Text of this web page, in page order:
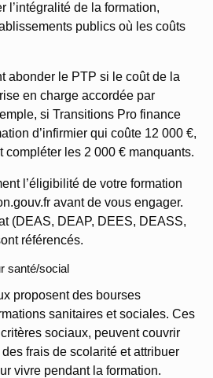
l’intégralité de la formation,
publics où les coûts
abonder le PTP si le coût de la
en charge accordée par
si Transitions Pro finance
d’infirmier qui coûte 12 000 €,
compléter les 2 000 € manquants.
l’éligibilité de votre formation
avant de vous engager.
(DEAS, DEAP, DEES, DEASS,
référencés.
santé/social
proposent des bourses
sanitaires et sociales. Ces
sociaux, peuvent couvrir
frais de scolarité et attribuer
vivre pendant la formation.